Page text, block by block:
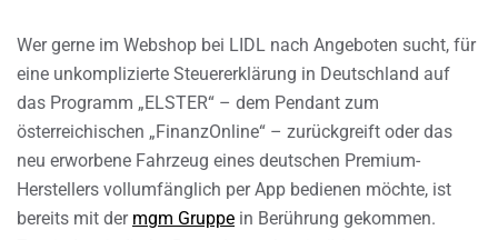
Wer gerne im Webshop bei LIDL nach Angeboten sucht, für
eine unkomplizierte Steuererklärung in Deutschland auf
das Programm „ELSTER“ – dem Pendant zum
österreichischen „FinanzOnline“ – zurückgreift oder das
neu erworbene Fahrzeug eines deutschen Premium-
Herstellers vollumfänglich per App bedienen möchte, ist
bereits mit der mgm Gruppe in Berührung gekommen.